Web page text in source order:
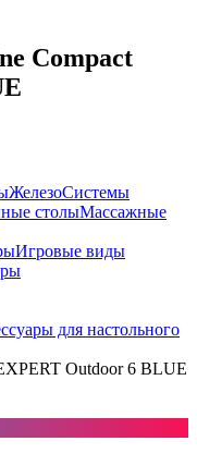
Compact
ЖелезоСистемы
столыМассажные
Игровые виды
для настольного
Outdoor 6 BLUE